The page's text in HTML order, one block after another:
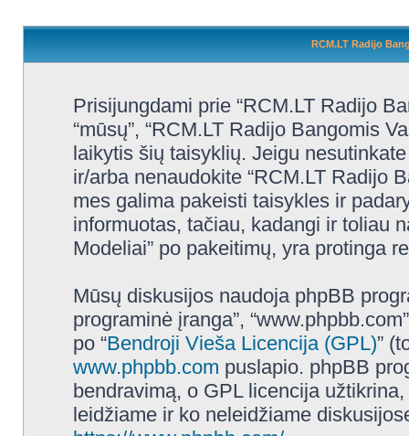
RCM.LT Radijo
Prisijungdami prie “RCM.LT Radijo
“mūsų”, “RCM.LT Radijo Bangomis
laikytis šių taisyklių. Jeigu
ir/arba nenaudokite “RCM.LT Radijo
mes galima pakeisti taisykles ir
informuotas, tačiau, kadangi ir toliau
Modeliai” po pakeitimų, yra protinga
Mūsų diskusijos naudoja phpBB
programinė įranga”,
po “Bendroji Vieša Licencija (GPL)”
www.phpbb.com puslapio. phpBB
bendravimą, o GPL licencija
leidžiame ir ko neleidžiame